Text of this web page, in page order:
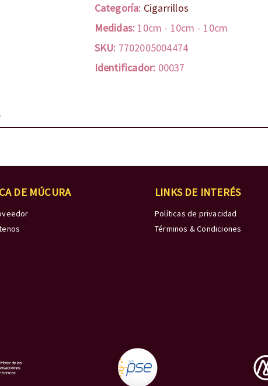
Categoría: Cigarrillos
Medidas: 10cm - 10cm - 10cm
SKU: 7702005004474
Identificador: 00037
DE MÚCURA LINKS DE INTERÉS
Políticas de privacidad
Términos & Condiciones